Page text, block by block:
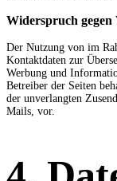
Widerspruch
Der Nutzung von im
Kontaktdaten zur
Werbung und
Betreiber der Seiten
der unverlangten
Mails, vor.